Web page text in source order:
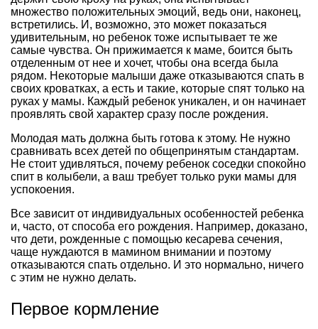
множество положительных эмоций, ведь они, наконец,
встретились. И, возможно, это может показаться
удивительным, но ребенок тоже испытывает те же
самые чувства. Он прижимается к маме, боится быть
отделенным от нее и хочет, чтобы она всегда была
рядом. Некоторые малыши даже отказываются спать в
своих кроватках, а есть и такие, которые спят только на
руках у мамы. Каждый ребенок уникален, и он начинает
проявлять свой характер сразу после рождения.
Молодая мать должна быть готова к этому. Не нужно
сравнивать всех детей по общепринятым стандартам.
Не стоит удивляться, почему ребенок соседки спокойно
спит в колыбели, а ваш требует только руки мамы для
успокоения.
Все зависит от индивидуальных особенностей ребенка
и, часто, от способа его рождения. Например, доказано,
что дети, рожденные с помощью кесарева сечения,
чаще нуждаются в мамином внимании и поэтому
отказываются спать отдельно. И это нормально, ничего
с этим не нужно делать.
Первое кормление